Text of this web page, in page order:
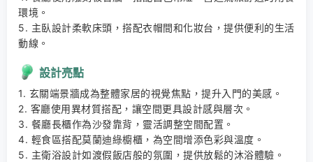
環境。
5. 主臥設計柔軟床頭，搭配衣帽間和化妝台，提供便利的生活
動線。
設計亮點
1. 玄關端景牆成為整體家居的視覺焦點，提升入門的美感。
2. 客廳使用異材質搭配，讓空間更具設計感與層次。
3. 餐廳長櫃作為沙發靠背，靈活調整空間配置。
4. 輕食區搭配莫蘭迪綠櫥櫃，為空間增添色彩與溫度。
5. 主衛浴設計如渡假飯店般的氛圍，提供放鬆的沐浴體驗。